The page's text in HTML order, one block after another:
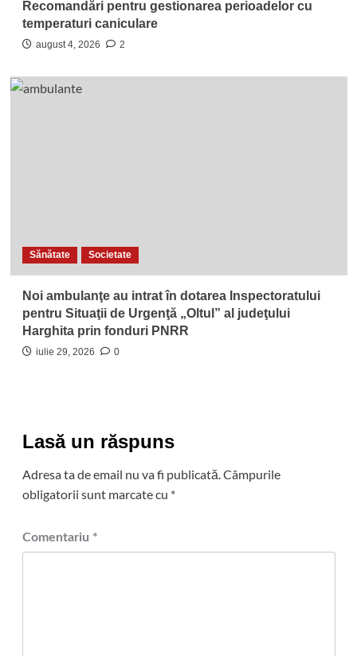
Recomandări pentru gestionarea perioadelor cu
temperaturi caniculare
august 4, 2026 2
Sănătate Societate
Noi ambulanţe au intrat în dotarea Inspectoratului
pentru Situaţii de Urgenţă „Oltul” al judeţului
Harghita prin fonduri PNRR
iulie 29, 2026 0
Lasă un răspuns
Adresa ta de email nu va fi publicată. Câmpurile
obligatorii sunt marcate cu *
Comentariu *